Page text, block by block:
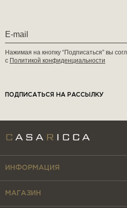
Нажимая на кнопку “Подписаться” вы
с Политикой конфиденциальности
ПОДПИСАТЬСЯ НА РАССЫЛКУ
ИНФОРМАЦИЯ
МАГАЗИН